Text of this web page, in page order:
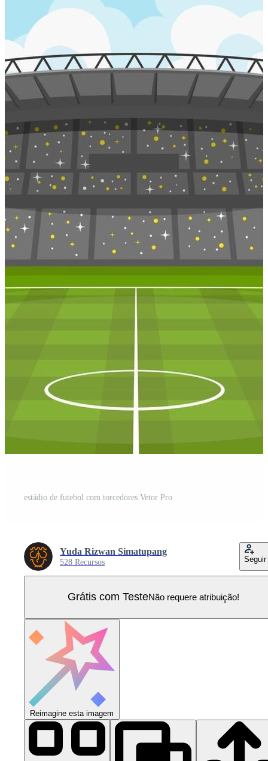
estádio de futebol com torcedores Vetor Pro
Yuda Rizwan Simatupang
528 Recursos Seguir
Grátis com TesteNão requere atribuição!
Reimagine esta imagem